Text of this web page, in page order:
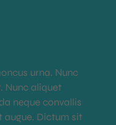
urna. Nunc
Nunc aliquet
neque convallis
augue. Dictum sit